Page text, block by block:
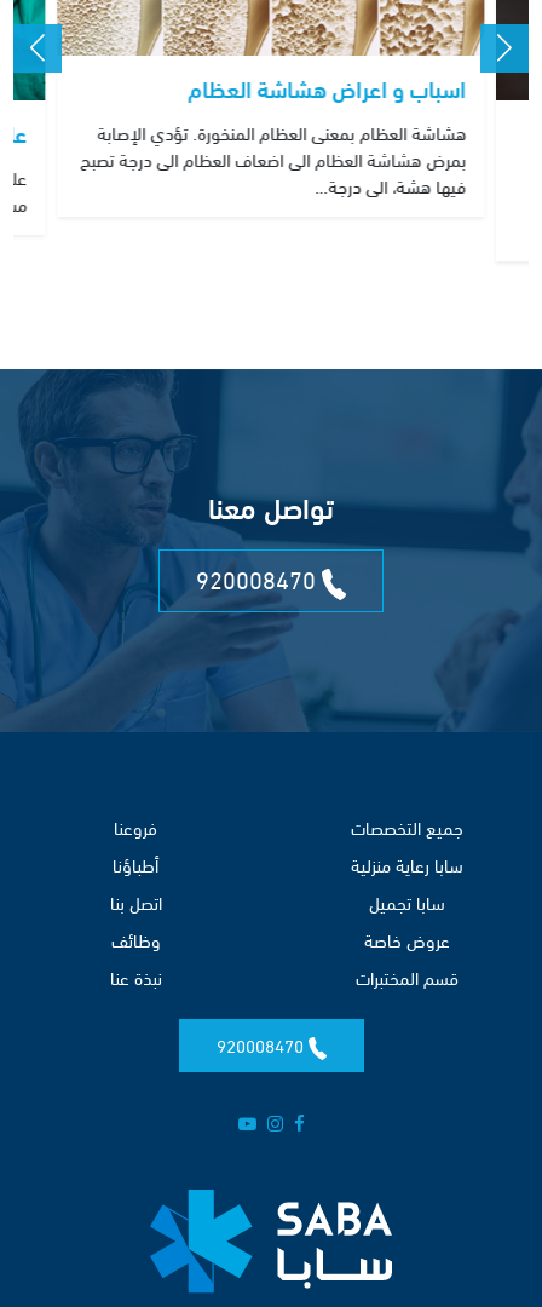
اسباب و اعراض هشاشة العظام
هشاشة العظام بمعنى العظام المنخورة. تؤدي الإصابة
بمرض هشاشة العظام الى اضعاف العظام الى درجة تصبح
فيها هشة، الى درجة…
تواصل معنا
جميع التخصصات
سابا رعاية منزلية
سابا تجميل
عروض خاصة
قسم المختبرات
فروعنا
أطباؤنا
اتصل بنا
وظائف
نبذة عنا